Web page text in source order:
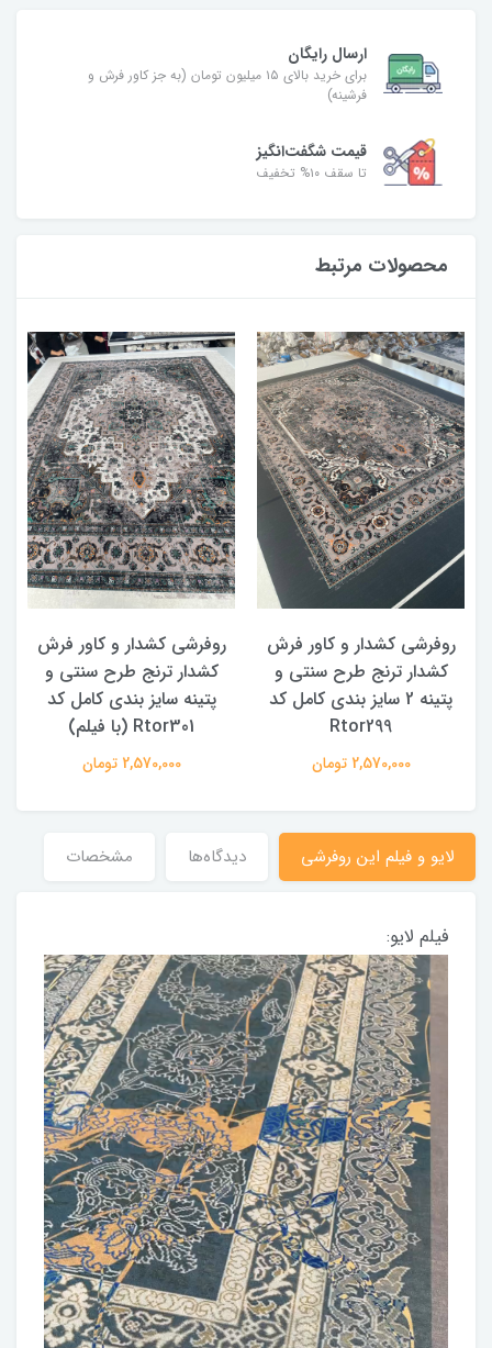
ارسال رایگان
برای خرید بالای ۱۵ میلیون تومان (به جز کاور فرش و
فرشینه)
قیمت شگفت‌انگیز
تا سقف ۱۰% تخفیف
محصولات مرتبط
روفرشی کشدار و کاور فرش
کشدار ترنج طرح سنتی و
پتینه 2 سایز بندی کامل کد
Rtor299
2,570,000 تومان
روفرشی کشدار و کاور فرش
کشدار ترنج طرح سنتی و
پتینه سایز بندی کامل کد
Rtor301 (با فیلم)
2,570,000 تومان
لایو و فیلم این روفرشی دیدگاه‌ها مشخصات
فیلم لایو: